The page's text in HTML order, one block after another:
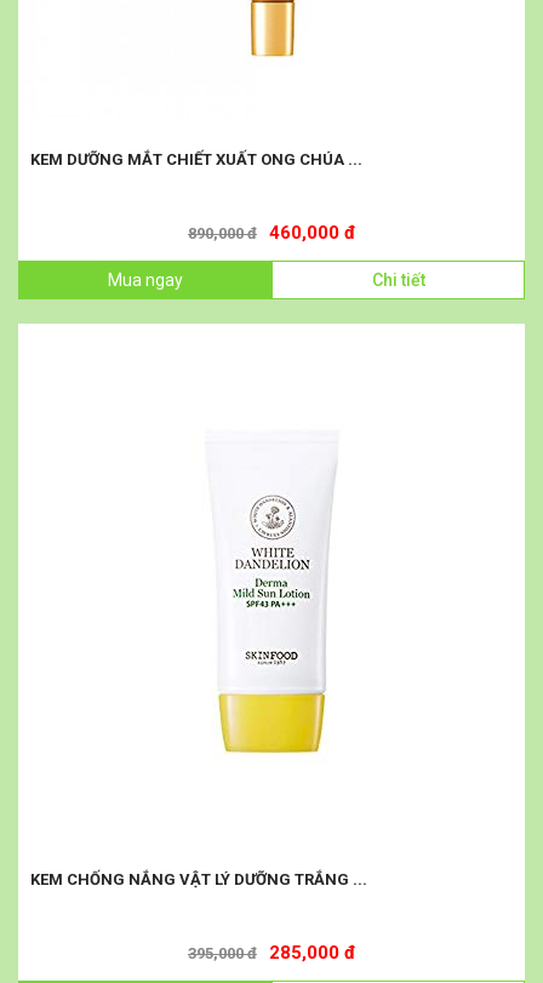
KEM DƯỠNG MẮT CHIẾT XUẤT ONG CHÚA ...
890,000 đ 460,000 đ
Mua ngay Chi tiết
KEM CHỐNG NẮNG VẬT LÝ DƯỠNG TRẮNG ...
395,000 đ 285,000 đ